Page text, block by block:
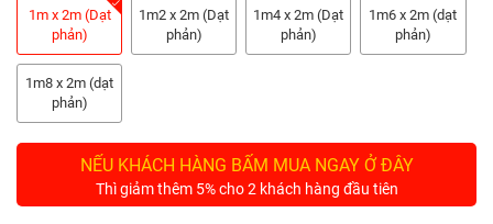
Gỗ
Sofa
Gỗ
Tủ
1m x 2m (Dạt
phản)
1m2 x 2m (Dạt
phản)
1m4 x 2m (Dạt
phản)
1m6 x 2m (dạt
phản)
1m8 x 2m (dạt
phản)
NẾU KHÁCH HÀNG BẤM MUA NGAY Ở ĐÂY
Thì giảm thêm 5% cho 2 khách hàng đầu tiên